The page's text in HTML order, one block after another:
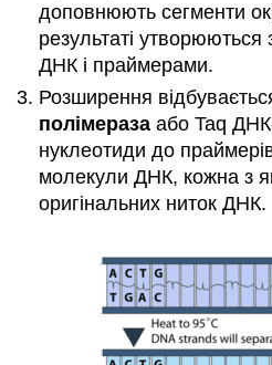
доповнюють сегменти
результаті утворюються
ДНК і праймерами.
Розширення
полімераза або Taq
нуклеотиди до
молекули ДНК, кожна з
оригінальних ниток ДНК.